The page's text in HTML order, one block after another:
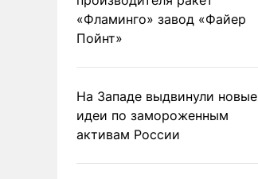
«Фламинго» завод «Файер
Пойнт»
На Западе выдвинули новые
идеи по замороженным
активам России